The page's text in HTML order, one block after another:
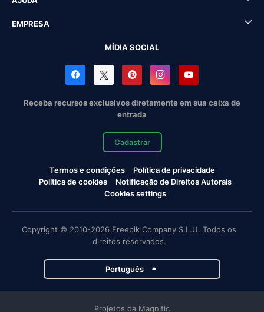
EMPRESA
MÍDIA SOCIAL
Receba recursos exclusivos diretamente em sua caixa de
entrada
Cadastrar
Termos e condições
Política de privacidade
Política de cookies
Notificação de Direitos Autorais
Cookies settings
Copyright © 2010-2026 Freepik Company S.L.U. Todos os
direitos reservados.
Português
Projetos da Magnific